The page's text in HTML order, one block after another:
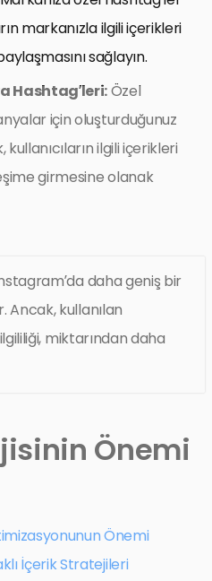
markanızla ilgili içerikleri
sağlayın.
Hashtag’leri:Özel
için oluşturduğunuz
ilgili içerikleri
girmesine olanak
daha geniş bir
Ancak, kullanılan
miktarından daha
Önemi
Önemi
İçerik Stratejileri